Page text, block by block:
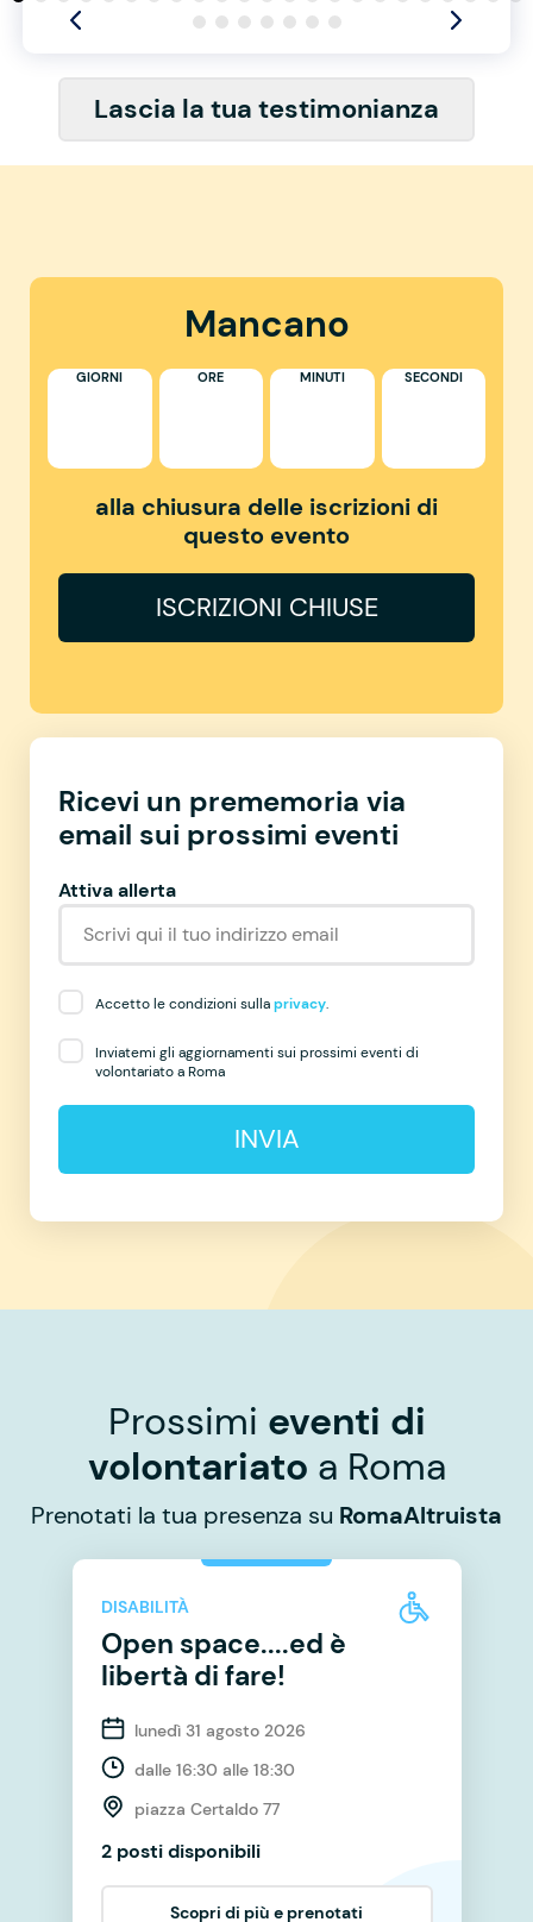
Lascia la tua testimonianza
Mancano
GIORNI ORE MINUTI SECONDI
alla chiusura delle iscrizioni di
questo evento
ISCRIZIONI CHIUSE
Ricevi un prememoria via
email sui prossimi eventi
Attiva allerta
Accetto le condizioni sullaprivacy.
Inviatemi gli aggiornamenti sui prossimi eventi di
volontariato a Roma
INVIA
Prossimi eventi di
volontariato a Roma
Prenotati la tua presenza su RomaAltruista
DISABILITÀ
Open space....ed è
libertà di fare!
lunedì 31 agosto 2026
dalle 16:30 alle 18:30
piazza Certaldo 77
2 posti disponibili
Scopri di più e prenotati